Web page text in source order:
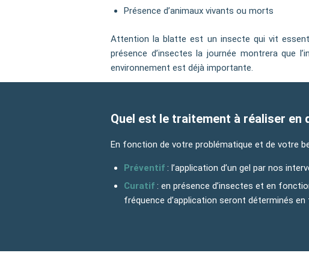
Présence d’animaux vivants ou morts
Attention la blatte est un insecte qui vit
présence d’insectes la journée montrera que
environnement est déjà importante.
Quel est le traitement à réaliser en
En fonction de votre problématique et de votre
Préventif : l’application d’un gel par nos
Curatif : en présence d’insectes et en
fréquence d’application seront déterminés